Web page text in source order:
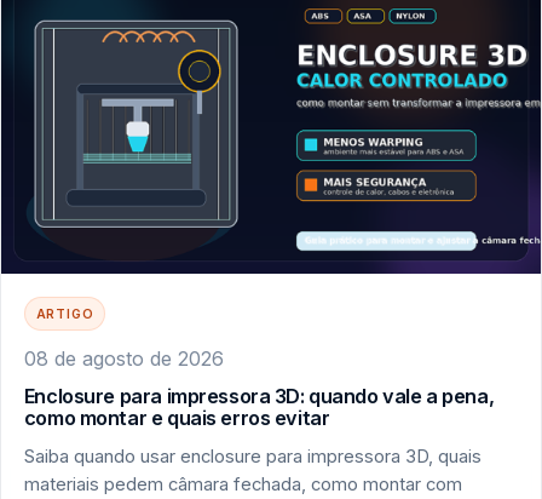
ARTIGO
08 de agosto de 2026
Enclosure para impressora 3D: quando vale a pena,
como montar e quais erros evitar
Saiba quando usar enclosure para impressora 3D, quais
materiais pedem câmara fechada, como montar com